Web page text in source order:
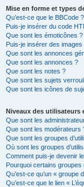
Mise en forme et types
Qu’est-ce que le BBCode ?
Puis-je insérer du code
Que sont les émoticônes ?
Puis-je insérer des images
Que sont les annonces
Que sont les annonces ?
Que sont les notes ?
Que sont les sujets
Que sont les icônes de
Niveaux des utilisateurs
Que sont les
Que sont les modérateurs
Que sont les groupes
Où sont les groupes
Comment puis-je devenir
Pourquoi certains groupes
Qu’est-ce qu’un « groupe
Qu’est-ce que le lien «